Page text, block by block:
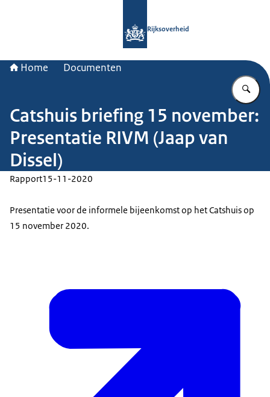
Rijksoverheid
Home Documenten
Catshuis briefing 15 november:
Presentatie RIVM (Jaap van
Dissel)
Rapport15-11-2020
Presentatie voor de informele bijeenkomst op het Catshuis op
15 november 2020.